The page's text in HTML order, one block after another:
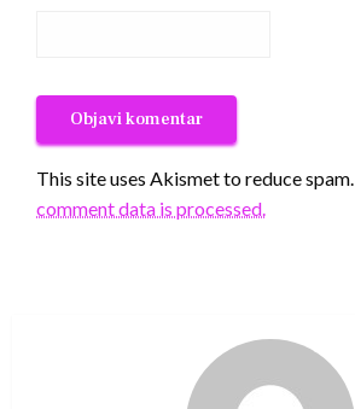
This site uses Akismet to reduce spam.
comment data is processed.